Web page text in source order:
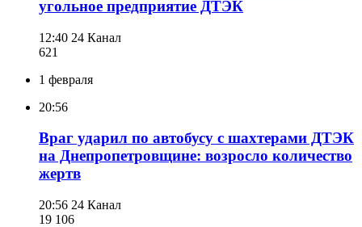
угольное предприятие ДТЭК
12:40 24 Канал
621
1 февраля
20:56
Враг ударил по автобусу с шахтерами ДТЭК
на Днепропетровщине: возросло количество
жертв
20:56 24 Канал
19 106